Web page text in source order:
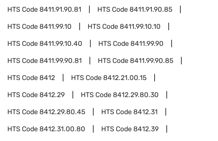
HTS Code8411.91.90.81 HTS Code8411.91.90.85
HTS Code8411.99.10 HTS Code8411.99.10.10
HTS Code8411.99.10.40 HTS Code8411.99.90
HTS Code8411.99.90.81 HTS Code8411.99.90.85
HTS Code8412 HTS Code8412.21.00.15
HTS Code8412.29 HTS Code8412.29.80.30
HTS Code8412.29.80.45 HTS Code8412.31
HTS Code8412.31.00.80 HTS Code8412.39